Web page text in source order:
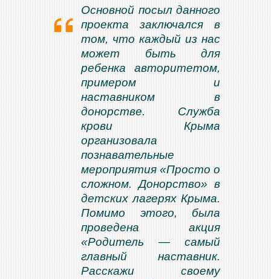
Основной посыл данного
проекта заключался в
том, что каждый из нас
может быть для
ребенка авторитетом,
примером и
наставником в
донорстве. Служба
крови Крыма
организовала
познавательные
мероприятия «Просто о
сложном. Донорство» в
детских лагерях Крыма.
Помимо этого, была
проведена акция
«Родитель — самый
главный наставник.
Расскажи своему